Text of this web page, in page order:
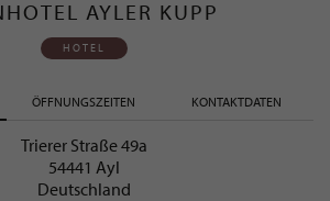
AYLER KUPP
HOTEL
ÖFFNUNGSZEITEN KONTAKTDATEN
Trierer Straße 49a
54441 Ayl
Deutschland